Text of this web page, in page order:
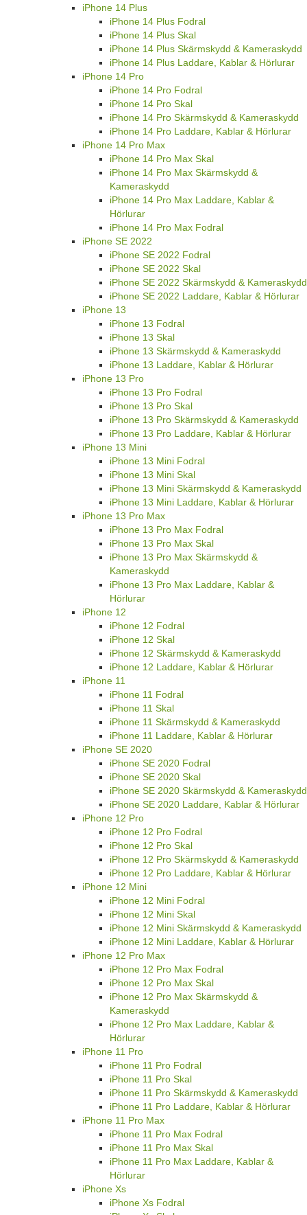
iPhone 14 Plus
iPhone 14 Plus Fodral
iPhone 14 Plus Skal
iPhone 14 Plus Skärmskydd & Kameraskydd
iPhone 14 Plus Laddare, Kablar & Hörlurar
iPhone 14 Pro
iPhone 14 Pro Fodral
iPhone 14 Pro Skal
iPhone 14 Pro Skärmskydd & Kameraskydd
iPhone 14 Pro Laddare, Kablar & Hörlurar
iPhone 14 Pro Max
iPhone 14 Pro Max Skal
iPhone 14 Pro Max Skärmskydd &
Kameraskydd
iPhone 14 Pro Max Laddare, Kablar &
Hörlurar
iPhone 14 Pro Max Fodral
iPhone SE 2022
iPhone SE 2022 Fodral
iPhone SE 2022 Skal
iPhone SE 2022 Skärmskydd & Kameraskydd
iPhone SE 2022 Laddare, Kablar & Hörlurar
iPhone 13
iPhone 13 Fodral
iPhone 13 Skal
iPhone 13 Skärmskydd & Kameraskydd
iPhone 13 Laddare, Kablar & Hörlurar
iPhone 13 Pro
iPhone 13 Pro Fodral
iPhone 13 Pro Skal
iPhone 13 Pro Skärmskydd & Kameraskydd
iPhone 13 Pro Laddare, Kablar & Hörlurar
iPhone 13 Mini
iPhone 13 Mini Fodral
iPhone 13 Mini Skal
iPhone 13 Mini Skärmskydd & Kameraskydd
iPhone 13 Mini Laddare, Kablar & Hörlurar
iPhone 13 Pro Max
iPhone 13 Pro Max Fodral
iPhone 13 Pro Max Skal
iPhone 13 Pro Max Skärmskydd &
Kameraskydd
iPhone 13 Pro Max Laddare, Kablar &
Hörlurar
iPhone 12
iPhone 12 Fodral
iPhone 12 Skal
iPhone 12 Skärmskydd & Kameraskydd
iPhone 12 Laddare, Kablar & Hörlurar
iPhone 11
iPhone 11 Fodral
iPhone 11 Skal
iPhone 11 Skärmskydd & Kameraskydd
iPhone 11 Laddare, Kablar & Hörlurar
iPhone SE 2020
iPhone SE 2020 Fodral
iPhone SE 2020 Skal
iPhone SE 2020 Skärmskydd & Kameraskydd
iPhone SE 2020 Laddare, Kablar & Hörlurar
iPhone 12 Pro
iPhone 12 Pro Fodral
iPhone 12 Pro Skal
iPhone 12 Pro Skärmskydd & Kameraskydd
iPhone 12 Pro Laddare, Kablar & Hörlurar
iPhone 12 Mini
iPhone 12 Mini Fodral
iPhone 12 Mini Skal
iPhone 12 Mini Skärmskydd & Kameraskydd
iPhone 12 Mini Laddare, Kablar & Hörlurar
iPhone 12 Pro Max
iPhone 12 Pro Max Fodral
iPhone 12 Pro Max Skal
iPhone 12 Pro Max Skärmskydd &
Kameraskydd
iPhone 12 Pro Max Laddare, Kablar &
Hörlurar
iPhone 11 Pro
iPhone 11 Pro Fodral
iPhone 11 Pro Skal
iPhone 11 Pro Skärmskydd & Kameraskydd
iPhone 11 Pro Laddare, Kablar & Hörlurar
iPhone 11 Pro Max
iPhone 11 Pro Max Fodral
iPhone 11 Pro Max Skal
iPhone 11 Pro Max Laddare, Kablar &
Hörlurar
iPhone Xs
iPhone Xs Fodral